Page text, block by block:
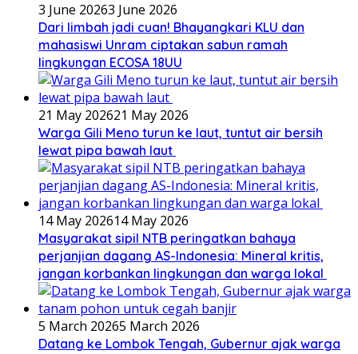
3 June 20263 June 2026
Dari limbah jadi cuan! Bhayangkari KLU dan
mahasiswi Unram ciptakan sabun ramah
lingkungan ECOSA 18UU
21 May 202621 May 2026
Warga Gili Meno turun ke laut, tuntut air bersih
lewat pipa bawah laut
14 May 202614 May 2026
Masyarakat sipil NTB peringatkan bahaya
perjanjian dagang AS-Indonesia: Mineral kritis,
jangan korbankan lingkungan dan warga lokal
5 March 20265 March 2026
Datang ke Lombok Tengah, Gubernur ajak warga